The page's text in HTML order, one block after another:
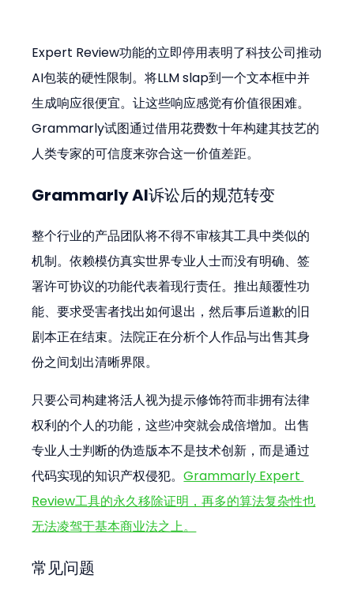
Expert Review功能的立即停用表明了科技公司推动
AI包装的硬性限制。将LLM slap到一个文本框中并
生成响应很便宜。让这些响应感觉有价值很困难。
Grammarly试图通过借用花费数十年构建其技艺的
人类专家的可信度来弥合这一价值差距。
Grammarly AI诉讼后的规范转变
整个行业的产品团队将不得不审核其工具中类似的
机制。依赖模仿真实世界专业人士而没有明确、签
署许可协议的功能代表着现行责任。推出颠覆性功
能、要求受害者找出如何退出，然后事后道歉的旧
剧本正在结束。法院正在分析个人作品与出售其身
份之间划出清晰界限。
只要公司构建将活人视为提示修饰符而非拥有法律
权利的个人的功能，这些冲突就会成倍增加。出售
专业人士判断的伪造版本不是技术创新，而是通过
代码实现的知识产权侵犯。Grammarly Expert
Review工具的永久移除证明，再多的算法复杂性也
无法凌驾于基本商业法之上。
常见问题